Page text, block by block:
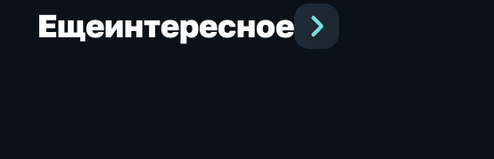
Ещеинтересное